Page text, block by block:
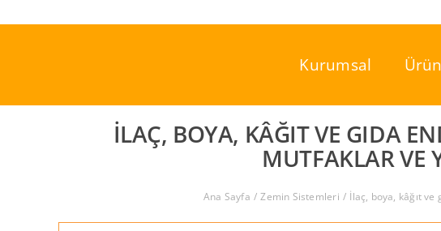
Kurumsal
İLAÇ, BOYA, KÂĞIT VE GIDA
MUTFAKLAR VE
Ana Sayfa Zemin Sistemleri İlaç, boya, kâğıt